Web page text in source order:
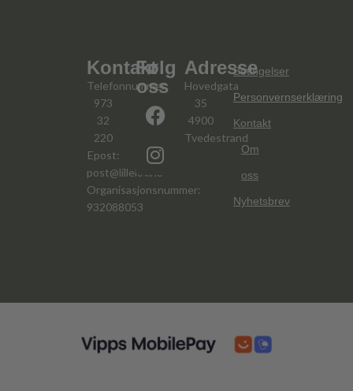
Kontakt
Telefonnummer:
973
32
220
Epost:
post@lillelov.no
Organisasjonsnummer:
932088053
Følg
oss
Adresse
Hovedgata
35
4900
Tvedestrand
Betingelser
Personvernserklæring
Kontakt
Om
oss
Nyhetsbrev